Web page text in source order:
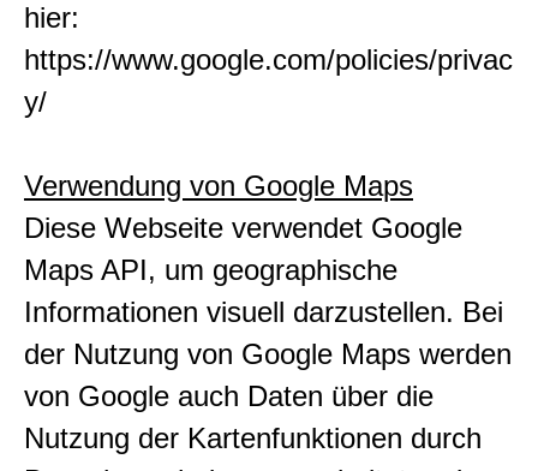
hier:
https://www.google.com/policies/privac
y/
Verwendung von Google Maps
Diese Webseite verwendet Google
Maps API, um geographische
Informationen visuell darzustellen. Bei
der Nutzung von Google Maps werden
von Google auch Daten über die
Nutzung der Kartenfunktionen durch